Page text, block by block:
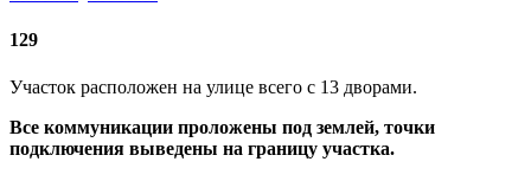
129
Участок расположен на улице всего с 13 дворами.
Все коммуникации проложены под землей, точки
подключения выведены на границу участка.